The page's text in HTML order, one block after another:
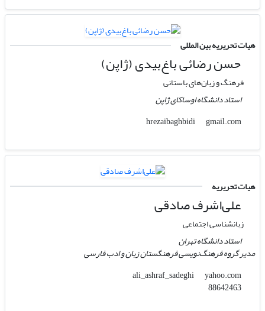
هیات تحریریه بین المللی
حسن رضائی باغ‌بیدی (ژاپن)
فرهنگ و زبان‌های باستانی
استاد دانشگاه اوساکای ژاپن
hrezaibaghbidi
gmail.com
هیات تحریریه
علی‌اشرف صادقی
زبانشناسی اجتماعی
استاد دانشگاه تهران
مدیر گروه فرهنگ‌نویسی فرهنگستان زبان و ادب فارسی
ali_ashraf_sadeghi
yahoo.com
88642463